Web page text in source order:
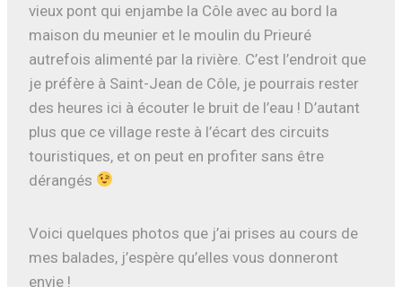
vieux pont qui enjambe la Côle avec au bord la
maison du meunier et le moulin du Prieuré
autrefois alimenté par la rivière. C’est l’endroit que
je préfère à Saint-Jean de Côle, je pourrais rester
des heures ici à écouter le bruit de l’eau ! D’autant
plus que ce village reste à l’écart des circuits
touristiques, et on peut en profiter sans être
dérangés
Voici quelques photos que j’ai prises au cours de
mes balades, j’espère qu’elles vous donneront
envie !